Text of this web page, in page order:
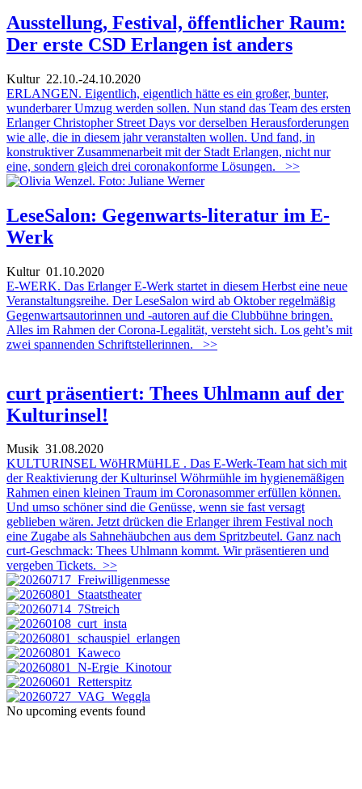
Ausstellung, Festival, öffentlicher Raum:
Der erste CSD Erlangen ist anders
Kultur22.10.-24.10.2020
ERLANGEN. Eigentlich, eigentlich hätte es ein großer, bunter,
wunderbarer Umzug werden sollen. Nun stand das Team des ersten
Erlanger Christopher Street Days vor derselben Herausforderungen
wie alle, die in diesem jahr veranstalten wollen. Und fand, in
konstruktiver Zusammenarbeit mit der Stadt Erlangen, nicht nur
eine, sondern gleich drei coronakonforme Lösungen.
>>
LeseSalon: Gegenwarts-literatur im E-
Werk
Kultur01.10.2020
E-WERK. Das Erlanger E-Werk startet in diesem Herbst eine neue
Veranstaltungsreihe. Der LeseSalon wird ab Oktober regelmäßig
Gegenwartsautorinnen und -autoren auf die Clubbühne bringen.
Alles im Rahmen der Corona-Legalität, versteht sich. Los geht’s mit
zwei spannenden Schriftstellerinnen.
>>
curt präsentiert: Thees Uhlmann auf der
Kulturinsel!
Musik 31.08.2020
KULTURINSEL WöHRMüHLE . Das E-Werk-Team hat sich mit
der Reaktivierung der Kulturinsel Wöhrmühle im hygienemäßigen
Rahmen einen kleinen Traum im Coronasommer erfüllen können.
Und umso schöner sind die Genüsse, wenn sie fast versagt
geblieben wären. Jetzt drücken die Erlanger ihrem Festival noch
eine Zugabe als Sahnehäubchen aus dem Spritzbeutel. Ganz nach
curt-Geschmack: Thees Uhlmann kommt. Wir präsentieren und
vergeben Tickets. >>
No upcoming events found